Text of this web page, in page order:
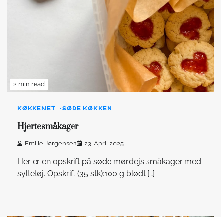
2 min read
KØKKENET SØDE KØKKEN
Hjertesmåkager
Emilie Jørgensen 23. April 2025
Her er en opskrift på søde mørdejs småkager med
syltetøj. Opskrift (35 stk):100 g blødt […]